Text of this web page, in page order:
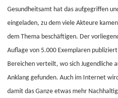
Gesundheitsamt hat das aufgegriffen
eingeladen, zu dem viele Akteure
dem Thema beschäftigen. Der
Auflage von 5.000 Exemplaren
Bereichen verteilt, wo sich Jugendliche
Anklang gefunden. Auch im Internet
damit das Ganze etwas mehr